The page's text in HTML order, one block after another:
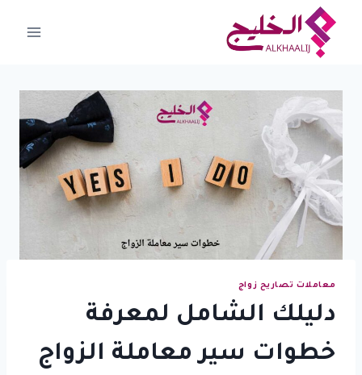
المحتوى
معاملات تصاريح زواج
دليلك الشامل لمعرفة
خطوات سير معاملة الزواج